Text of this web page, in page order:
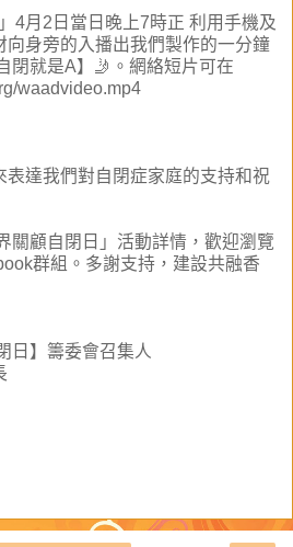
4月2日當日晚上7時正 利用手機及
向身旁的入播出我們製作的一分鐘
閉就是A】🤳。網絡短片可在
waadvideo.mp4
達我們對自閉症家庭的支持和祝
關顧自閉日」活動詳情，歡迎瀏覽
群組。多謝支持，建設共融香
日】籌委會召集人